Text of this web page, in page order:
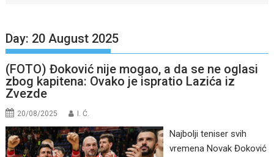
Day: 20 August 2025
(FOTO) Đoković nije mogao, a da se ne oglasi
zbog kapitena: Ovako je ispratio Lazića iz
Zvezde
20/08/2025 I. Ć.
Najbolji teniser svih
vremena Novak Đoković